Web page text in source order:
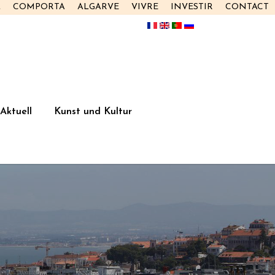
CONTACT
INVESTIR
VIVRE
ALGARVE
COMPORTA
Aktuell Kunst und Kultur